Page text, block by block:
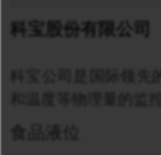
科宝股份有限公司
科宝公司是国际领先
和温度等物理量的监
食品液位